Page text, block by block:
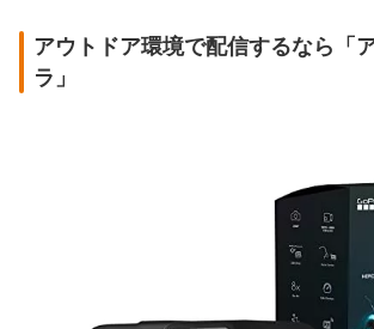
アウトドア環境で配信するなら「
ラ」